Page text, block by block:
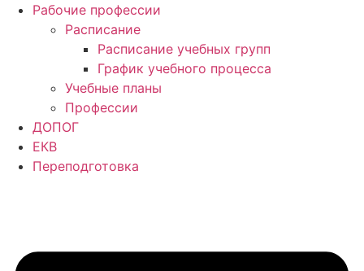
Рабочие профессии
Расписание
Расписание учебных групп
График учебного процесса
Учебные планы
Профессии
ДОПОГ
ЕКВ
Переподготовка